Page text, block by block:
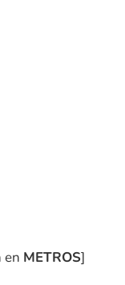
en METROS]